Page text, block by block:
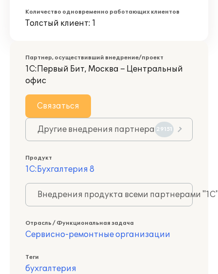
Количество одновременно работающих клиентов
Толстый клиент: 1
Партнер, осуществивший внедрение/проект
1С:Первый Бит, Москва – Центральный
офис
Связаться
Другие внедрения партнера 29151
Продукт
1С:Бухгалтерия 8
Внедрения продукта всеми партнерами
Отрасль / Функциональная задача
Сервисно-ремонтные организации
Теги
бухгалтерия